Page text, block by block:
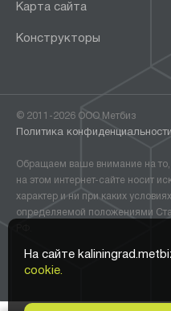
На сайте
cookie.
Карта сайта
Конструкторы
© 2011-2026 ООО Метбиз
Политика конфиденциальности
Обращаем ваше внимание на
на этом интернет-сайте носит
характер и ни при каких
определяемой положениями